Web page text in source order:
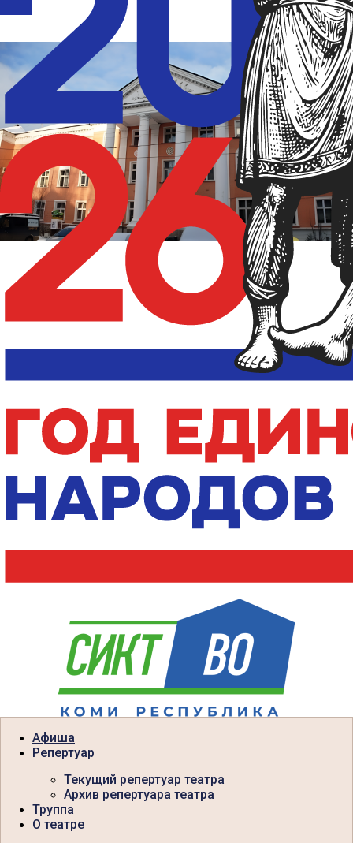
Афиша
Репертуар
Текущий репертуар театра
Архив репертуара театра
Труппа
О театре